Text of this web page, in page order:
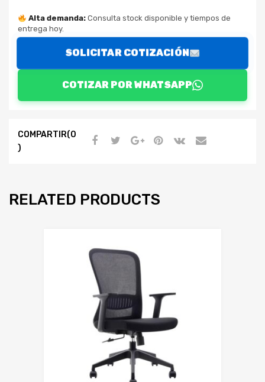
Alta demanda:Consulta stock disponible y tiempos de
entrega hoy.
SOLICITAR COTIZACIÓN
COTIZAR POR WHATSAPP
COMPARTIR(0
)
RELATED PRODUCTS